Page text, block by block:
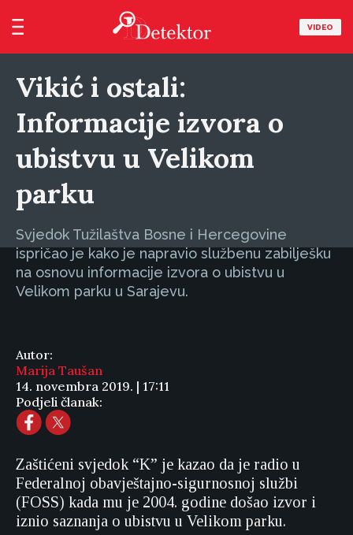
VIDEO
Vikić i ostali:
Informacije izvora o
ubistvu u Velikom
parku
Svjedok Tužilaštva Bosne i Hercegovine
ispričao je kako je napravio službenu zabilješku
na osnovu informacije izvora o ubistvu u
Velikom parku u Sarajevu.
Autor:
Marija Taušan
14. novembra 2019. | 17:11
Podjeli članak:
Zaštićeni svjedok “K” je kazao da je radio u
Federalnoj obavještajno-sigurnosnoj službi
(FOSS) kada mu je 2004. godine došao izvor i
iznio saznanja o ubistvu u Velikom parku.